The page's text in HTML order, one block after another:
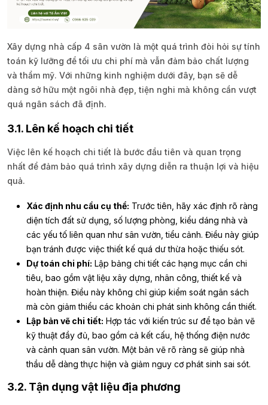
Xây dựng nhà cấp 4 sân vườn là một quá trình đòi hỏi sự tính
toán kỹ lưỡng để tối ưu chi phí mà vẫn đảm bảo chất lượng
và thẩm mỹ. Với những kinh nghiệm dưới đây, bạn sẽ dễ
dàng sở hữu một ngôi nhà đẹp, tiện nghi mà không cần vượt
quá ngân sách đã định.
3.1. Lên kế hoạch chi tiết
Việc lên kế hoạch chi tiết là bước đầu tiên và quan trọng
nhất để đảm bảo quá trình xây dựng diễn ra thuận lợi và hiệu
quả.
Xác định nhu cầu cụ thể: Trước tiên, hãy xác định rõ ràng
diện tích đất sử dụng, số lượng phòng, kiểu dáng nhà và
các yếu tố liên quan như sân vườn, tiểu cảnh. Điều này giúp
bạn tránh được việc thiết kế quá dư thừa hoặc thiếu sót.
Dự toán chi phí: Lập bảng chi tiết các hạng mục cần chi
tiêu, bao gồm vật liệu xây dựng, nhân công, thiết kế và
hoàn thiện. Điều này không chỉ giúp kiểm soát ngân sách
mà còn giảm thiểu các khoản chi phát sinh không cần thiết.
Lập bản vẽ chi tiết: Hợp tác với kiến trúc sư để tạo bản vẽ
kỹ thuật đầy đủ, bao gồm cả kết cấu, hệ thống điện nước
và cảnh quan sân vườn. Một bản vẽ rõ ràng sẽ giúp nhà
thầu dễ dàng thực hiện và giảm nguy cơ phát sinh sai sót.
3.2. Tận dụng vật liệu địa phương